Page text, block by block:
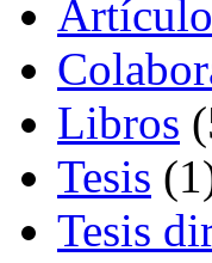
Libros
Tesis
Tesis